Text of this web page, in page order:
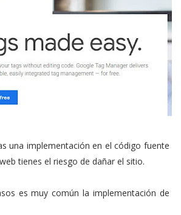
una implementación en el código fuente
tienes el riesgo de dañar el sitio.
es muy común la implementación de